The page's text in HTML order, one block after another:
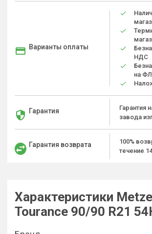
Варианты оплаты
НДС
на
Гарантия
Гарантия
завода
Гарантия возврата
100%
течение
Характеристики
Tourance 90/90 R21